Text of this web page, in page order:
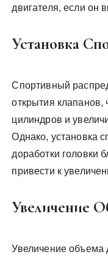
двигателя, если он
Установка
Спортивный
открытия клапанов,
цилиндров и
Однако, установка
доработки головки
привести к
Увеличение
Увеличение объема